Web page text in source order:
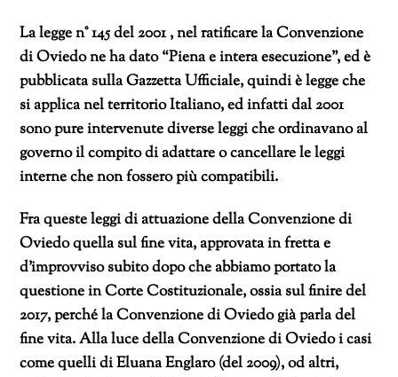
La legge n° 145 del 2001 , nel ratificare la Convenzione
di Oviedo ne ha dato “Piena e intera esecuzione”, ed è
pubblicata sulla Gazzetta Ufficiale, quindi è legge che
si applica nel territorio Italiano, ed infatti dal 2001
sono pure intervenute diverse leggi che ordinavano al
governo il compito di adattare o cancellare le leggi
interne che non fossero più compatibili.
Fra queste leggi di attuazione della Convenzione di
Oviedo quella sul fine vita, approvata in fretta e
d’improvviso subito dopo che abbiamo portato la
questione in Corte Costituzionale, ossia sul finire del
2017, perché la Convenzione di Oviedo già parla del
fine vita. Alla luce della Convenzione di Oviedo i casi
come quelli di Eluana Englaro (del 2009), od altri,